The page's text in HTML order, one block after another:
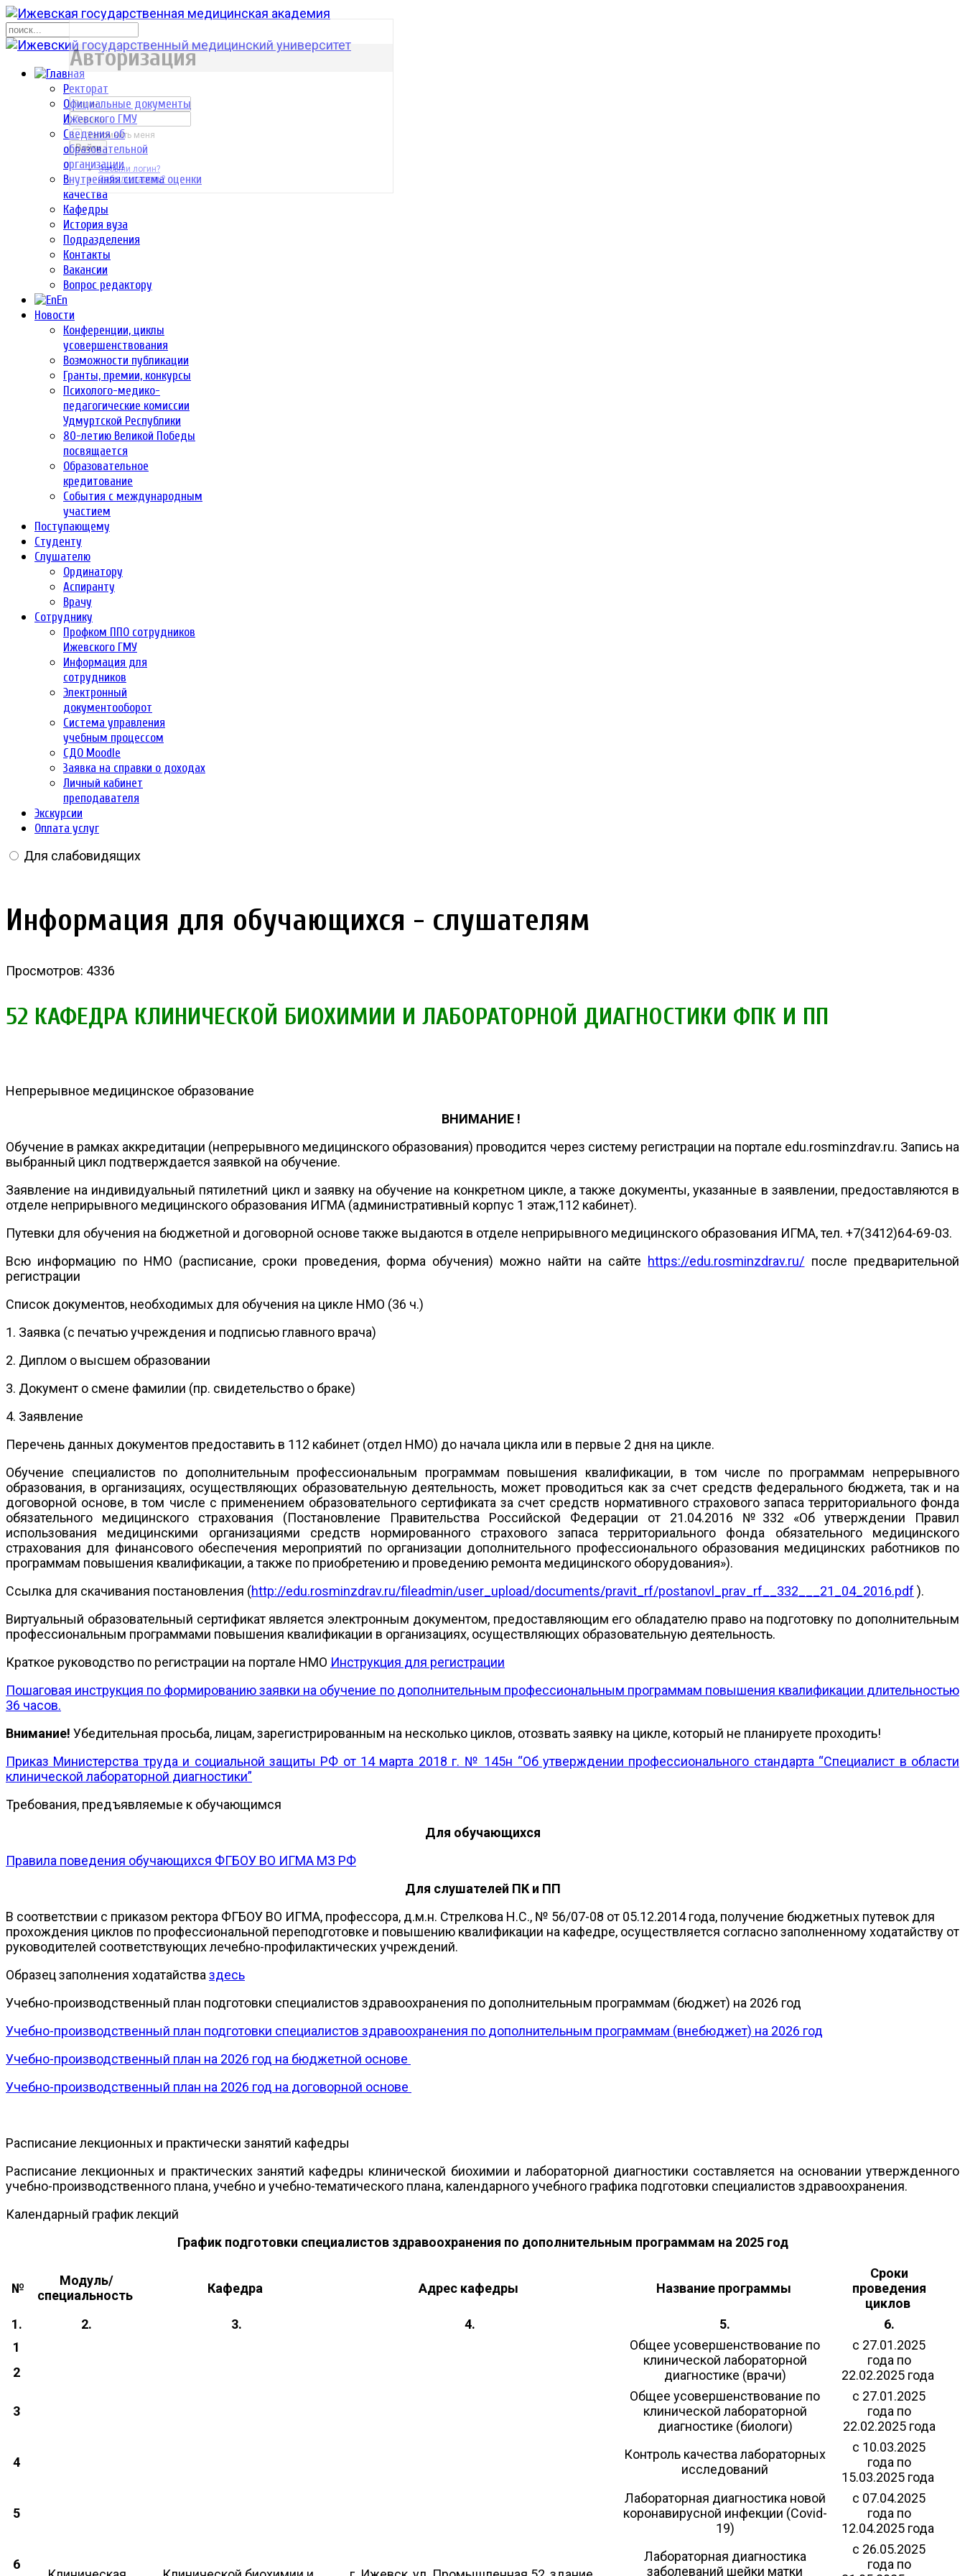
Ректорат
Официальные документы
Ижевского ГМУ
Сведения об
образовательной
организации
Внутренняя система оценки
качества
Кафедры
История вуза
Подразделения
Контакты
Вакансии
Вопрос редактору
En
Новости
Конференции, циклы
усовершенствования
Возможности публикации
Гранты, премии, конкурсы
Психолого-медико-
педагогические комиссии
Удмуртской Республики
80-летию Великой Победы
посвящается
Образовательное
кредитование
События с международным
участием
Поступающему
Студенту
Слушателю
Ординатору
Аспиранту
Врачу
Сотруднику
Профком ППО сотрудников
Ижевского ГМУ
Информация для
сотрудников
Электронный
документооборот
Система управления
учебным процессом
СДО Moodle
Заявка на справки о доходах
Личный кабинет
преподавателя
Экскурсии
Оплата услуг
Для слабовидящих
Информация для обучающихся - слушателям
Просмотров: 4336
52 КАФЕДРА КЛИНИЧЕСКОЙ БИОХИМИИ И ЛАБОРАТОРНОЙ ДИАГНОСТИКИ ФПК И ПП
Непрерывное медицинское образование
ВНИМАНИЕ !
Обучение в рамках аккредитации (непрерывного медицинского образования) проводится через систему регистрации на портале edu.rosminzdrav.ru. Запись на
выбранный цикл подтверждается заявкой на обучение.
Заявление на индивидуальный пятилетний цикл и заявку на обучение на конкретном цикле, а также документы, указанные в заявлении, предоставляются в
отделе неприрывного медицинского образования ИГМА (административный корпус 1 этаж,112 кабинет).
Путевки для обучения на бюджетной и договорной основе также выдаются в отделе неприрывного медицинского образования ИГМА, тел. +7(3412)64-69-03.
Всю информацию по НМО (расписание, сроки проведения, форма обучения) можно найти на сайте https://edu.rosminzdrav.ru/ после предварительной
регистрации
Список документов, необходимых для обучения на цикле НМО (36 ч.)
1. Заявка (с печатью учреждения и подписью главного врача)
2. Диплом о высшем образовании
3. Документ о смене фамилии (пр. свидетельство о браке)
4. Заявление
Перечень данных документов предоставить в 112 кабинет (отдел НМО) до начала цикла или в первые 2 дня на цикле.
Обучение специалистов по дополнительным профессиональным программам повышения квалификации, в том числе по программам непрерывного
образования, в организациях, осуществляющих образовательную деятельность, может проводиться как за счет средств федерального бюджета, так и на
договорной основе, в том числе с применением образовательного сертификата за счет средств нормативного страхового запаса территориального фонда
обязательного медицинского страхования (Постановление Правительства Российской Федерации от 21.04.2016 №332 «Об утверждении Правил
использования медицинскими организациями средств нормированного страхового запаса территориального фонда обязательного медицинского
страхования для финансового обеспечения мероприятий по организации дополнительного профессионального образования медицинских работников по
программам повышения квалификации, а также по приобретению и проведению ремонта медицинского оборудования»).
Ссылка для скачивания постановления (http://edu.rosminzdrav.ru/fileadmin/user_upload/documents/pravit_rf/postanovl_prav_rf__332___21_04_2016.pdf ).
Виртуальный образовательный сертификат является электронным документом, предоставляющим его обладателю право на подготовку по дополнительным
профессиональным программами повышения квалификации в организациях, осуществляющих образовательную деятельность.
Краткое руководство по регистрации на портале НМО Инструкция для регистрации
Пошаговая инструкция по формированию заявки на обучение по дополнительным профессиональным программам повышения квалификации длительностью
36 часов.
Внимание! Убедительная просьба, лицам, зарегистрированным на несколько циклов, отозвать заявку на цикле, который не планируете проходить!
Приказ Министерства труда и социальной защиты РФ от 14 марта 2018 г. № 145н “Об утверждении профессионального стандарта “Специалист в области
клинической лабораторной диагностики”
Требования, предъявляемые к обучающимся
Для обучающихся
Правила поведения обучающихся ФГБОУ ВО ИГМА МЗ РФ
Для слушателей ПК и ПП
В соответствии с приказом ректора ФГБОУ ВО ИГМА, профессора, д.м.н. Стрелкова Н.С., № 56/07-08 от 05.12.2014 года, получение бюджетных путевок для
прохождения циклов по профессиональной переподготовке и повышению квалификации на кафедре, осуществляется согласно заполненному ходатайству от
руководителей соответствующих лечебно-профилактических учреждений.
Образец заполнения ходатайства здесь
Учебно-производственный план подготовки специалистов здравоохранения по дополнительным программам (бюджет) на 2026 год
Учебно-производственный план подготовки специалистов здравоохранения по дополнительным программам (внебюджет) на 2026 год
Учебно-производственный план на 2026 год на бюджетной основе
Учебно-производственный план на 2026 год на договорной основе
Расписание лекционных и практически занятий кафедры
Расписание лекционных и практических занятий кафедры клинической биохимии и лабораторной диагностики составляется на основании утвержденного
учебно-производственного плана, учебно и учебно-тематического плана, календарного учебного графика подготовки специалистов здравоохранения.
Календарный график лекций
График подготовки специалистов здравоохранения по дополнительным программам на 2025 год
№
Модуль/
специальность
Кафедра Адрес кафедры Название программы
Сроки
проведения
циклов
1.
2. 3. 4. 5.
6.
1
Общее усовершенствование по
клинической лабораторной
диагностике (врачи)
с 27.01.2025
года по
22.02.2025 года
2
3
Общее усовершенствование по
клинической лабораторной
диагностике (биологи)
с 27.01.2025
года по
22.02.2025 года
4
Контроль качества лабораторных
исследований
с 10.03.2025
года по
15.03.2025 года
5
Лабораторная диагностика новой
коронавирусной инфекции (Covid-
19)
с 07.04.2025
года по
12.04.2025 года
6
Лабораторная диагностика
заболеваний шейки матки
с 26.05.2025
года по
р
Авторизация
Запомнить меня
Войти
Забыли логин?
Забыли пароль?